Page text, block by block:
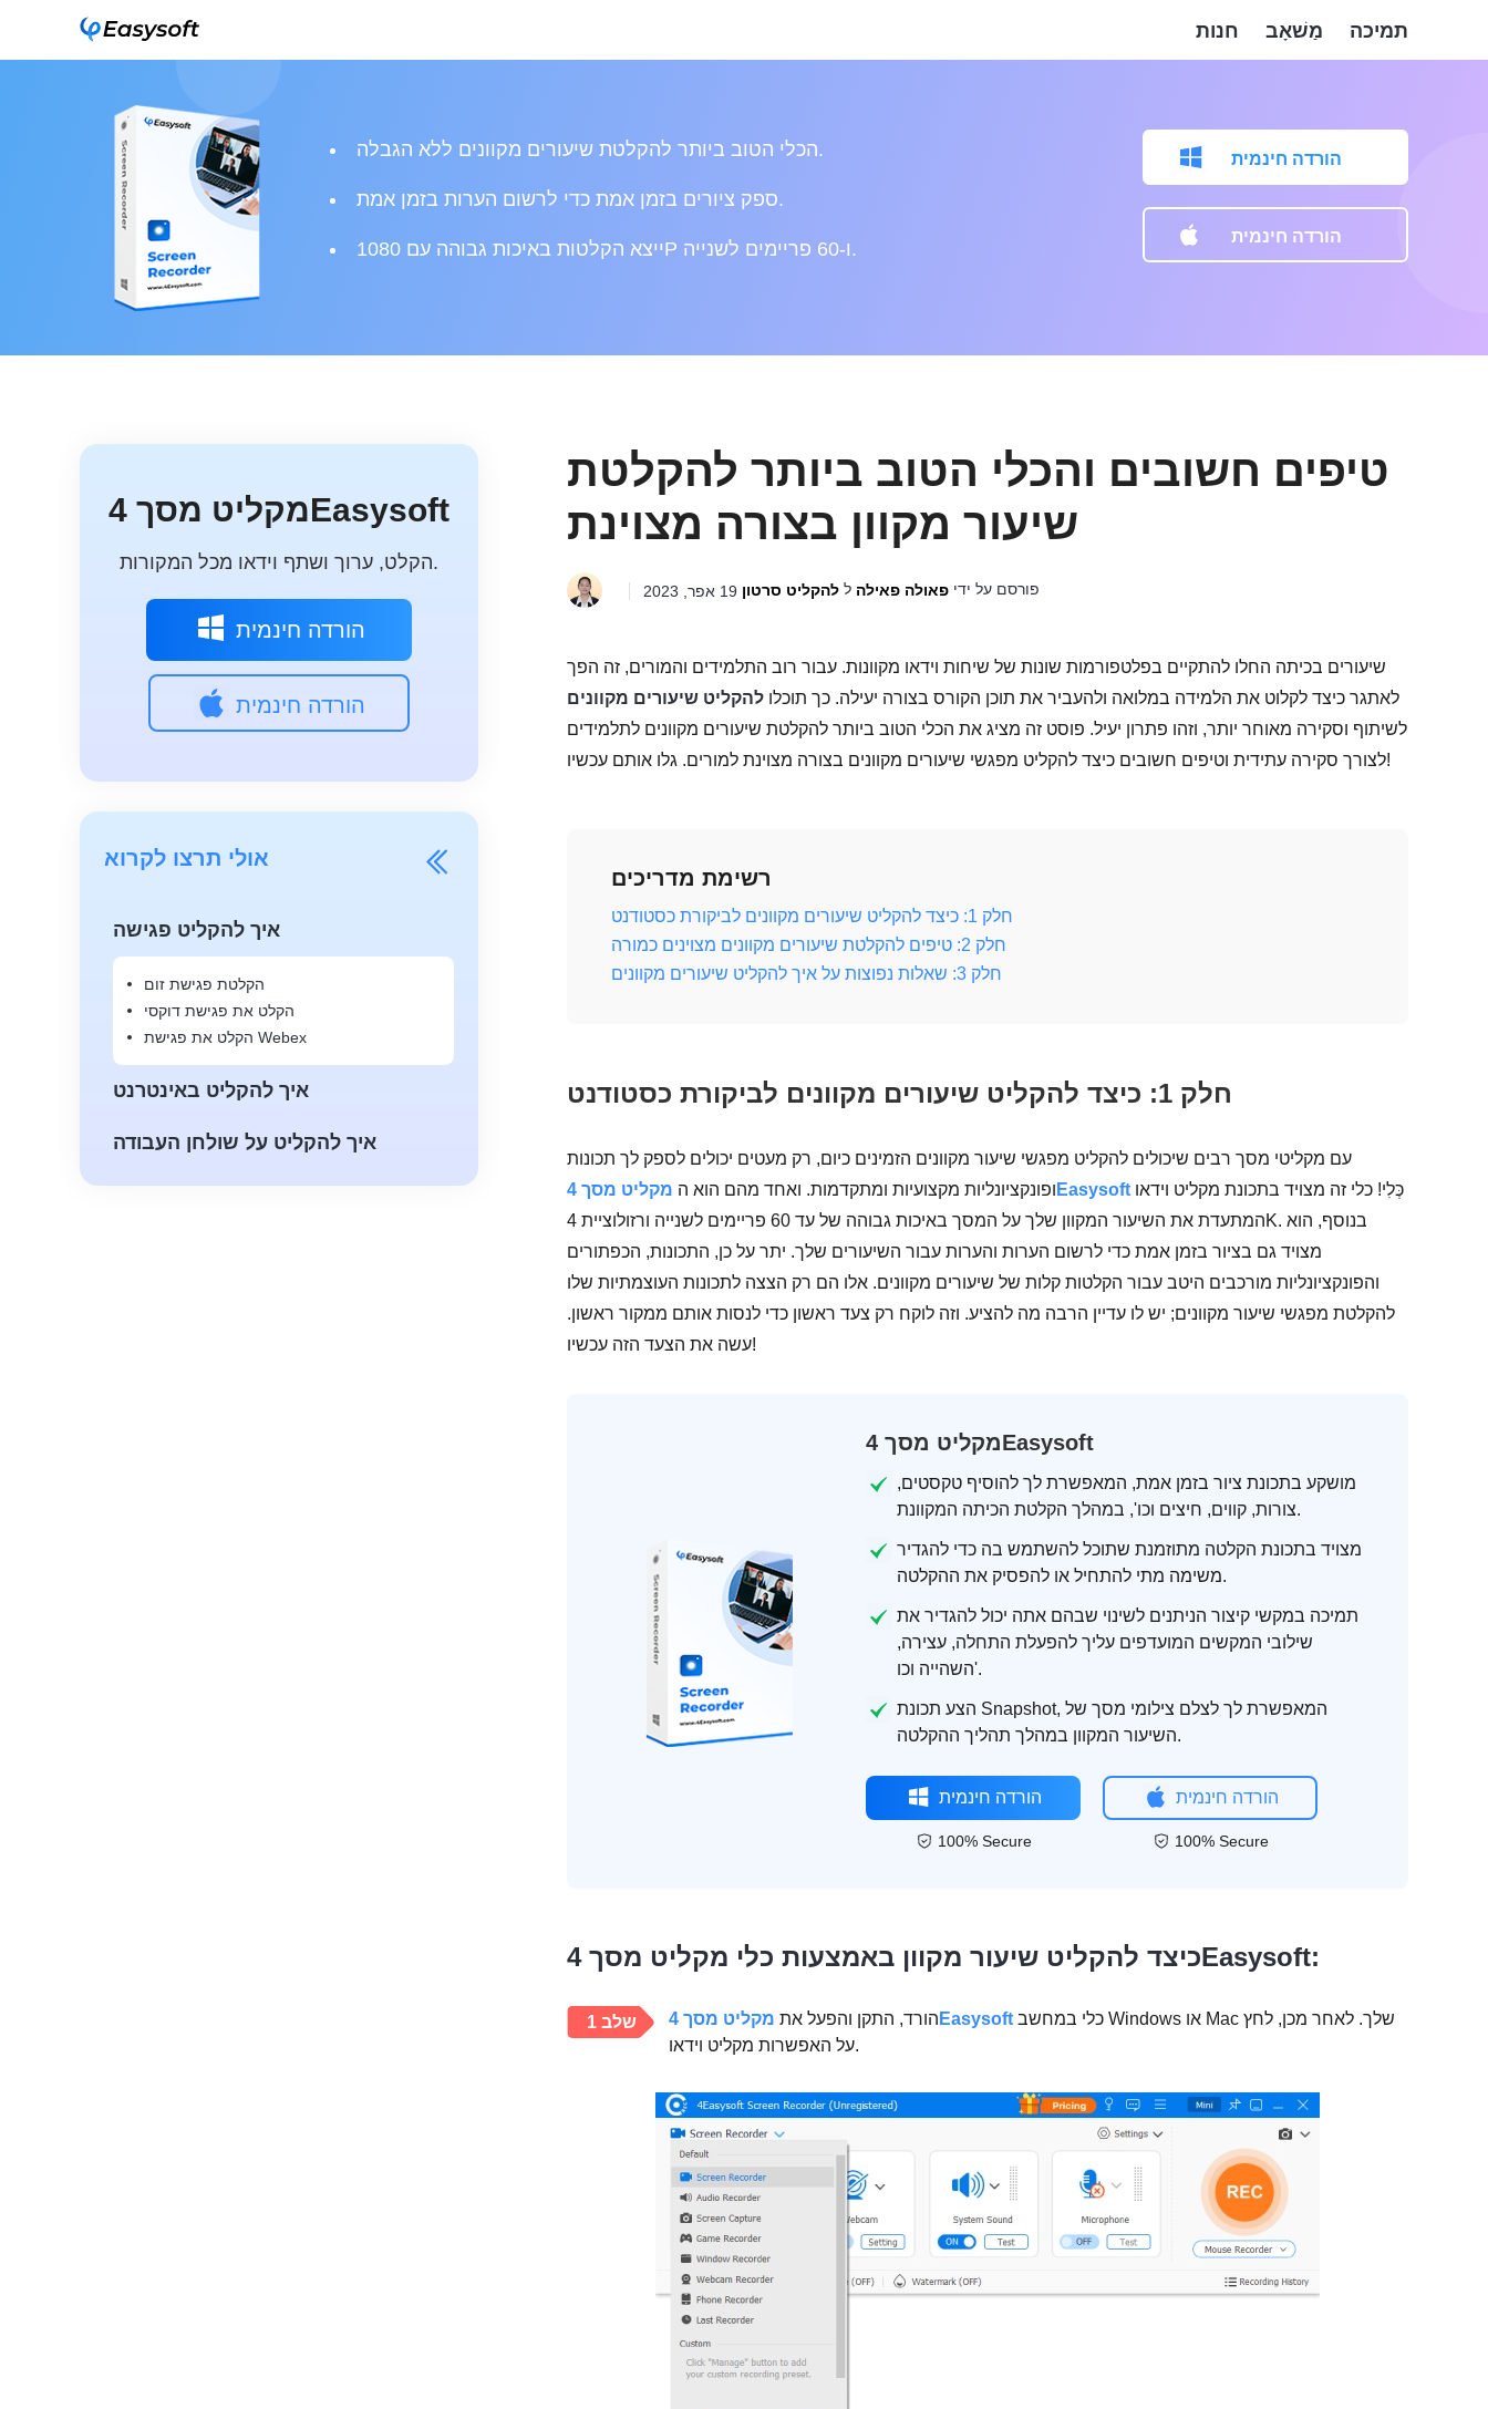
חנות מַשׁאָב תמיכה
הכלי הטוב ביותר להקלטת שיעורים מקוונים ללא הגבלה.
ספק ציורים בזמן אמת כדי לרשום הערות בזמן אמת.
ייצא הקלטות באיכות גבוהה עם 1080P ו-60 פריימים לשנייה.
הורדה חינמית
הורדה חינמית
מקליט מסך 4Easysoft
הקלט, ערוך ושתף וידאו מכל המקורות.
הורדה חינמית
הורדה חינמית
אולי תרצו לקרוא
איך להקליט פגישה
הקלטת פגישת זום
הקלט את פגישת דוקסי
הקלט את פגישת Webex
איך להקליט באינטרנט
איך להקליט על שולחן העבודה
טיפים חשובים והכלי הטוב ביותר להקלטת
שיעור מקוון בצורה מצוינת
פורסם על ידי פאולה פאילה ל להקליט סרטון 19 אפר, 2023
שיעורים בכיתה החלו להתקיים בפלטפורמות שונות של שיחות וידאו מקוונות. עבור רוב התלמידים והמורים, זה הפך
לאתגר כיצד לקלוט את הלמידה במלואה ולהעביר את תוכן הקורס בצורה יעילה. כך תוכלו להקליט שיעורים מקוונים
לשיתוף וסקירה מאוחר יותר, וזהו פתרון יעיל. פוסט זה מציג את הכלי הטוב ביותר להקלטת שיעורים מקוונים לתלמידים
לצורך סקירה עתידית וטיפים חשובים כיצד להקליט מפגשי שיעורים מקוונים בצורה מצוינת למורים. גלו אותם עכשיו!
רשימת מדריכים
חלק 1: כיצד להקליט שיעורים מקוונים לביקורת כסטודנט
חלק 2: טיפים להקלטת שיעורים מקוונים מצוינים כמורה
חלק 3: שאלות נפוצות על איך להקליט שיעורים מקוונים
חלק 1: כיצד להקליט שיעורים מקוונים לביקורת כסטודנט
עם מקליטי מסך רבים שיכולים להקליט מפגשי שיעור מקוונים הזמינים כיום, רק מעטים יכולים לספק לך תכונות
ופונקציונליות מקצועיות ומתקדמות. ואחד מהם הוא ה מקליט מסך 4Easysoft
המתעדת את השיעור המקוון שלך על המסך באיכות גבוהה של עד 60 פריימים לשנייה ורזולוציית 4K. בנוסף, הוא
מצויד גם בציור בזמן אמת כדי לרשום הערות והערות עבור השיעורים שלך. יתר על כן, התכונות, הכפתורים
והפונקציונליות מורכבים היטב עבור הקלטות קלות של שיעורים מקוונים. אלו הם רק הצצה לתכונות העוצמתיות שלו
להקלטת מפגשי שיעור מקוונים; יש לו עדיין הרבה מה להציע. וזה לוקח רק צעד ראשון כדי לנסות אותם ממקור ראשון.
עשה את הצעד הזה עכשיו!
מקליט מסך 4Easysoft
מושקע בתכונת ציור בזמן אמת, המאפשרת לך להוסיף טקסטים,
צורות, קווים, חיצים וכו', במהלך הקלטת הכיתה המקוונת.
מצויד בתכונת הקלטה מתוזמנת שתוכל להשתמש בה כדי להגדיר
משימה מתי להתחיל או להפסיק את ההקלטה.
תמיכה במקשי קיצור הניתנים לשינוי שבהם אתה יכול להגדיר את
שילובי המקשים המועדפים עליך להפעלת התחלה, עצירה,
השהייה וכו'.
הצע תכונת Snapshot, המאפשרת לך לצלם צילומי מסך של
השיעור המקוון במהלך תהליך ההקלטה.
הורדה חינמית
100% Secure
הורדה חינמית
100% Secure
כיצד להקליט שיעור מקוון באמצעות כלי מקליט מסך 4Easysoft:
שלב 1 הורד, התקן והפעל את מקליט מסך 4Easysoft
על האפשרות מקליט וידאו.